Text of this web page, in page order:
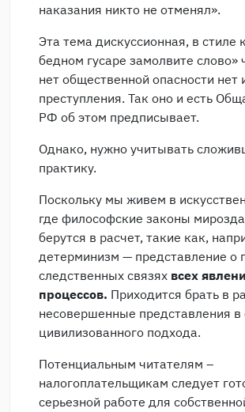
наказания никто не отменял».
Эта тема дискуссионная, в стиле
бедном гусаре замолвите слово»
нет общественной опасности нет
преступления. Так оно и есть
РФ об этом предписывает.
Однако, нужно учитывать
практику.
Поскольку мы живем в
где философские законы
берутся в расчет, такие как,
детерминизм — представление о
следственных связях всех
процессов. Приходится брать в
несовершенные представления в
цивилизованного подхода.
Потенциальным читателям –
налогоплательщикам следует
серьезной работе для